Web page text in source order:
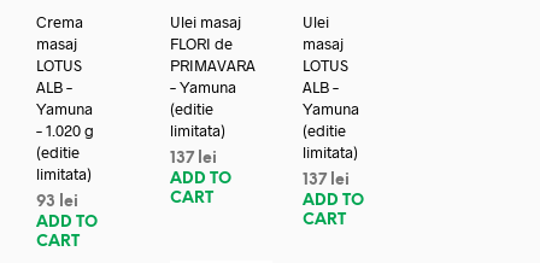
Crema
masaj
LOTUS
ALB –
Yamuna
– 1.020 g
(editie
limitata)
93
lei
ADD TO
CART
Ulei masaj
FLORI de
PRIMAVARA
– Yamuna
(editie
limitata)
137 lei
ADD TO
CART
Ulei
masaj
LOTUS
ALB –
Yamuna
(editie
limitata)
137 lei
ADD TO
CART